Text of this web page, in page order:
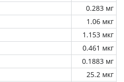
0.283 мг
1.06 мкг
1.153 мкг
0.461 мкг
0.1883 мг
25.2 мкг